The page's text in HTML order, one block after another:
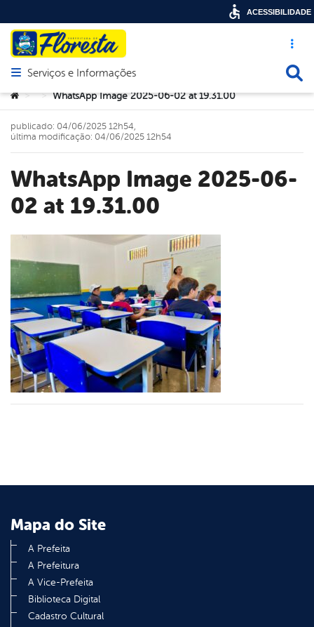
Acesso
Abrir menu principal de navegação
Serviços e Informações
Você está aqui:
> > WhatsApp Image 2025-06-02 at 19.31.00
WhatsApp Image 2025-06-
02 at 19.31.00
publicado: 04/06/2025 12h54,
última modificação: 04/06/2025 12h54
Mapa do Site
A Prefeita
A Prefeitura
A Vice-Prefeita
Biblioteca Digital
Cadastro Cultural
ACESSIBILIDADE